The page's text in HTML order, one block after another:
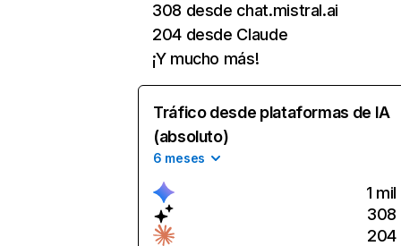
308 desde chat.mistral.ai
204 desde Claude
¡Y mucho más!
Tráfico desde plataformas de IA
(absoluto)
6 meses
1 mil
308
204